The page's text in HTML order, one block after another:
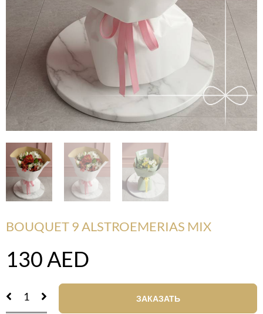
BOUQUET 9 ALSTROEMERIAS MIX
130 AED
ЗАКАЗАТЬ